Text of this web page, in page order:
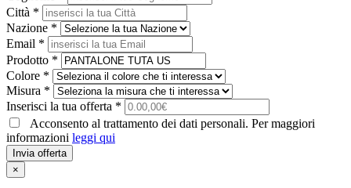
Città *
Nazione *
Email *
Prodotto *
Colore *
Misura *
Inserisci la tua offerta *
Acconsento al trattamento dei dati personali. Per maggiori
informazioni leggi qui
Invia offerta
×